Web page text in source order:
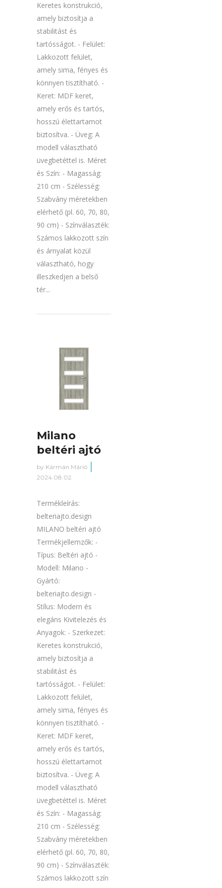
Keretes konstrukció,
amely biztosítja a
stabilitást és
tartósságot. - Felület:
Lakkozott felület,
amely sima, fényes és
könnyen tisztítható. -
Keret: MDF keret,
amely erős és tartós,
hosszú élettartamot
biztosítva. - Üveg: A
modell választható
üvegbetéttel is. Méret
és Szín: - Magasság:
210 cm - Szélesség:
Szabvány méretekben
elérhető (pl. 60, 70, 80,
90 cm) - Színválaszték:
Számos lakkozott szín
és árnyalat közül
választható, hogy
illeszkedjen a belső
tér...
Milano
beltéri ajtó
by Kármán Márió
2024.08.02.
Termékleírás:
belteriajto.design
MILANO beltéri ajtó
Termékjellemzők: -
Típus: Beltéri ajtó -
Modell: Milano -
Gyártó:
belteriajto.design -
Stílus: Modern és
elegáns Kivitelezés és
Anyagok: - Szerkezet:
Keretes konstrukció,
amely biztosítja a
stabilitást és
tartósságot. - Felület:
Lakkozott felület,
amely sima, fényes és
könnyen tisztítható. -
Keret: MDF keret,
amely erős és tartós,
hosszú élettartamot
biztosítva. - Üveg: A
modell választható
üvegbetéttel is. Méret
és Szín: - Magasság:
210 cm - Szélesség:
Szabvány méretekben
elérhető (pl. 60, 70, 80,
90 cm) - Színválaszték:
Számos lakkozott szín